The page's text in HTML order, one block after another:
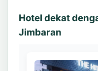
Hotel dekat
Jimbaran